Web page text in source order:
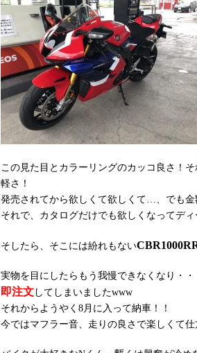
この見た目とカラーリングのカッコ良さ！そ
軽さ！
発売されてから欲しくて欲しくて…、でも金
それで、カタログだけでも欲しくなってデ
そしたら、そこには紛れもない
実物を目にしたらもう我慢できなくなり・・
即注文 してしまいましたwww
それからようやく8月に入って納車！！
今ではマフラー音、走りの良さで楽しくて仕